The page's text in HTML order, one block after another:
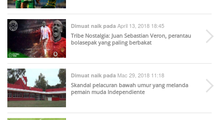
Dimuat naik pada April 13, 2018 18:45
Tribe Nostalgia: Juan Sebastian Veron, perantau
bolasepak yang paling berbakat
Dimuat naik pada Mac 29, 2018 11:18
Skandal pelacuran bawah umur yang melanda
pemain muda Independiente